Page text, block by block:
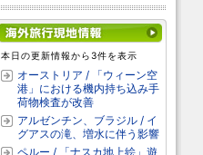
本日の更新情報から3件を表示
オーストリア / 「ウィーン空
港」における機内持ち込み手
荷物検査が改善
アルゼンチン、ブラジル / イ
グアスの滝、増水に伴う影響
ペルー / 「ナスカ地上絵」遊